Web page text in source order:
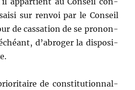
sur ren­voi par le Con­seil
de cas­sa­tion de se pronon­
d’ab­roger la dis­po­si­
de con­sti­tu­tion­nal­